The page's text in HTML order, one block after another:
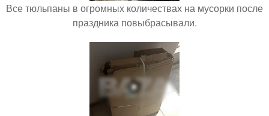
Все тюльпаны в огромных количествах на мусорки после
праздника повыбрасывали.